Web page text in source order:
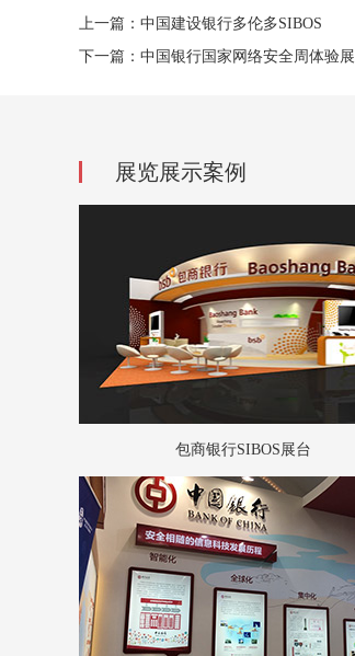
上一篇：中国建设银行多伦多SIBOS
下一篇：中国银行国家网络安全周体验展
展览展示案例
包商银行SIBOS展台